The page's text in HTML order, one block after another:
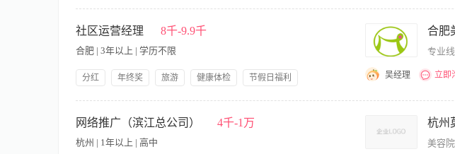
微信公众号运营及排名优化，微信公众号涨粉丝，提高转化。统计分析每日发布量及效果转化，并不
社区运营经理 8千-9.9千
合肥 | 3年以上 | 学历不限
分红 年终奖 旅游 健康体检
节假日福利
专业
吴经理 立即
3、协助管理并执行公司各网络平台的运营，包括微信、微博、网站等，及时跟进并发布最新资讯，
略制定，提高会员粘性、转化率、复购率 4、开展公司网络营销、推广及合作，并提出建议，挖掘潜
有效激活客户，增强用户粘性，提升用户活跃度； 5、定期对推广效果进行跟踪、评估，提交分析报
网络推广（滨江总公司） 4千-1万
杭州 | 1年以上 | 高中
杭州
美容